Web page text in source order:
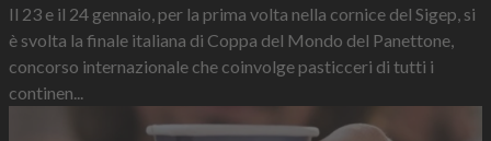
Il 23 e il 24 gennaio, per la prima volta nella cornice del Sigep, si
è svolta la finale italiana di Coppa del Mondo del Panettone,
concorso internazionale che coinvolge pasticceri di tutti i
continen...